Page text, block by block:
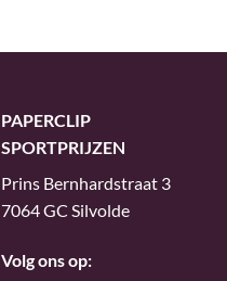
PAPERCLIP
SPORTPRIJZEN
Prins Bernhardstraat 3
7064 GC Silvolde
Volg ons op: